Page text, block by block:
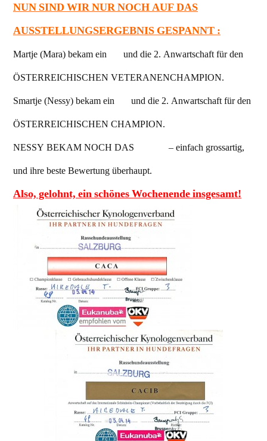
NUN SIND WIR NUR NOCH AUF DAS
AUSSTELLUNGSERGEBNIS GESPANNT :
Martje (Mara) bekam ein
und die 2. Anwartschaft für den
ÖSTERREICHISCHEN VETERANENCHAMPION.
Smartje (Nessy) bekam ein
und die 2. Anwartschaft für den
ÖSTERREICHISCHEN CHAMPION.
NESSY BEKAM NOCH DAS
– einfach grossartig,
und ihre beste Bewertung überhaupt.
Also, gelohnt, ein schönes Wochenende insgesamt!